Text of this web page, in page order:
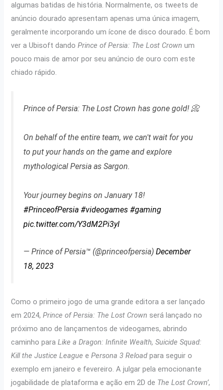
algumas batidas de história. Normalmente, os tweets de
anúncio dourado apresentam apenas uma única imagem,
geralmente incorporando um ícone de disco dourado. É bom
ver a Ubisoft dandoPrince of Persia: The Lost Crownum
pouco mais de amor por seu anúncio de ouro com este
chiado rápido.
Prince of Persia: The Lost Crown has gone gold! 📀
On behalf of the entire team, we can't wait for you
to put your hands on the game and explore
mythological Persia as Sargon.
Your journey begins on January 18!
#PrinceofPersia #videogames #gaming
pic.twitter.com/Y3dM2Pi3yI
— Prince of Persia™ (@princeofpersia)December
18, 2023
Como o primeiro jogo de uma grande editora a ser lançado
em 2024,Prince of Persia: The Lost Crown será lançado no
próximo ano de lançamentos de videogames, abrindo
caminho paraLike a Dragon: Infinite Wealth, Suicide Squad:
Kill the Justice League ePersona 3 Reloadpara seguir o
exemplo em janeiro e fevereiro. A julgar pela emocionante
jogabilidade de plataforma e ação em 2D de The Lost Crown’,